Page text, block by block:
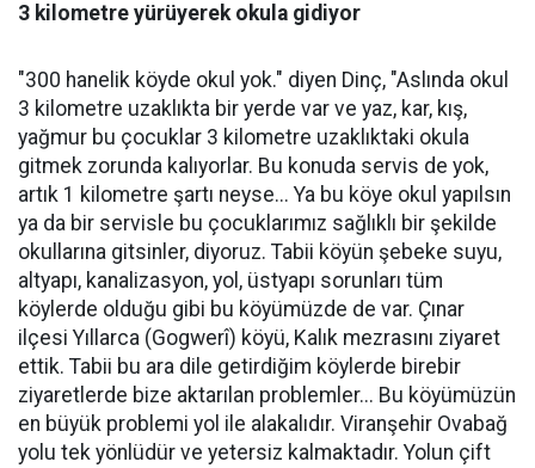
3 kilometre yürüyerek okula gidiyor
"300 hanelik köyde okul yok." diyen Dinç, "Aslında okul
3 kilometre uzaklıkta bir yerde var ve yaz, kar, kış,
yağmur bu çocuklar 3 kilometre uzaklıktaki okula
gitmek zorunda kalıyorlar. Bu konuda servis de yok,
artık 1 kilometre şartı neyse... Ya bu köye okul yapılsın
ya da bir servisle bu çocuklarımız sağlıklı bir şekilde
okullarına gitsinler, diyoruz. Tabii köyün şebeke suyu,
altyapı, kanalizasyon, yol, üstyapı sorunları tüm
köylerde olduğu gibi bu köyümüzde de var. Çınar
ilçesi Yıllarca (Gogwerî) köyü, Kalık mezrasını ziyaret
ettik. Tabii bu ara dile getirdiğim köylerde birebir
ziyaretlerde bize aktarılan problemler... Bu köyümüzün
en büyük problemi yol ile alakalıdır. Viranşehir Ovabağ
yolu tek yönlüdür ve yetersiz kalmaktadır. Yolun çift